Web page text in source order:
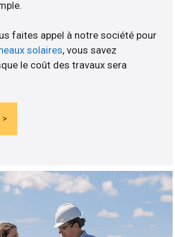
faites appel à notre société pour
solaires, vous savez
le coût des travaux sera